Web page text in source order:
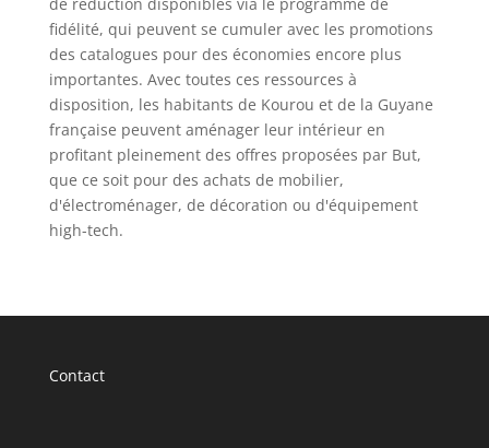
fidélité, qui peuvent se cumuler avec les promotions
des catalogues pour des économies encore plus
importantes. Avec toutes ces ressources à
disposition, les habitants de Kourou et de la Guyane
française peuvent aménager leur intérieur en
profitant pleinement des offres proposées par But,
que ce soit pour des achats de mobilier,
d'électroménager, de décoration ou d'équipement
high-tech.
Contact